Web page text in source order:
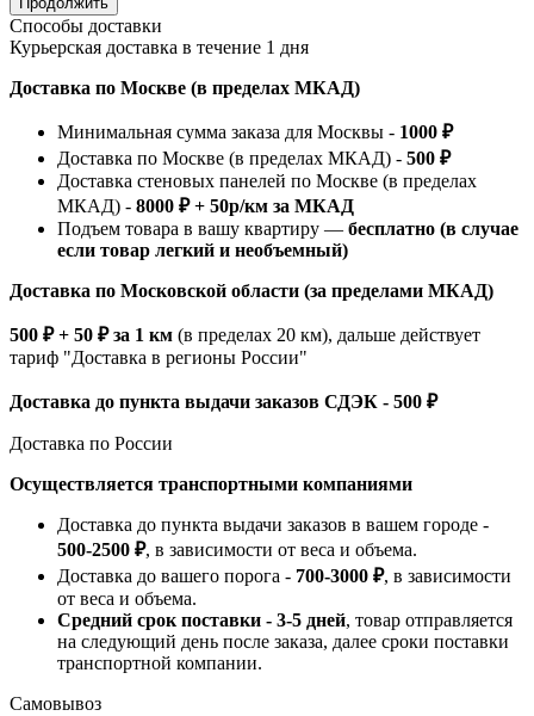
Способы доставки
Курьерская доставка в течение 1 дня
Доставка по Москве (в пределах МКАД)
Минимальная сумма заказа для Москвы - 1000 ₽
Доставка по Москве (в пределах МКАД) - 500 ₽
Доставка стеновых панелей по Москве (в пределах
МКАД) - 8000 ₽ + 50р/км за МКАД
Подъем товара в вашу квартиру — бесплатно (в случае
если товар легкий и необъемный)
Доставка по Московской области (за пределами МКАД)
500 ₽ + 50 ₽ за 1 км (в пределах 20 км), дальше действует
тариф "Доставка в регионы России"
Доставка до пункта выдачи заказов СДЭК - 500 ₽
Доставка по России
Осуществляется транспортными компаниями
Доставка до пункта выдачи заказов в вашем городе -
500-2500 ₽, в зависимости от веса и объема.
Доставка до вашего порога - 700-3000 ₽, в зависимости
от веса и объема.
Средний срок поставки - 3-5 дней, товар отправляется
на следующий день после заказа, далее сроки поставки
транспортной компании.
Самовывоз